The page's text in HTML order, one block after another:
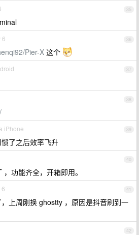
35
36
6
Pier-X 这个
37
38
39
iPhone
了之后效率飞升
40
功能齐全，开箱即用。
41
6
上周刚换 ghostty ，原因是抖音刷到一
42